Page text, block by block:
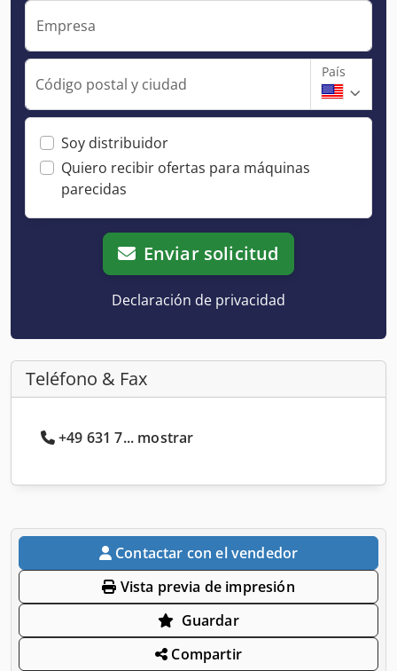
Empresa
Código postal y ciudad
País
Soy distribuidor
Quiero recibir ofertas para máquinas
parecidas
Enviar solicitud
Declaración de privacidad
Teléfono & Fax
+49 631 7... mostrar
Contactar con el vendedor
Vista previa de impresión
Guardar
Compartir